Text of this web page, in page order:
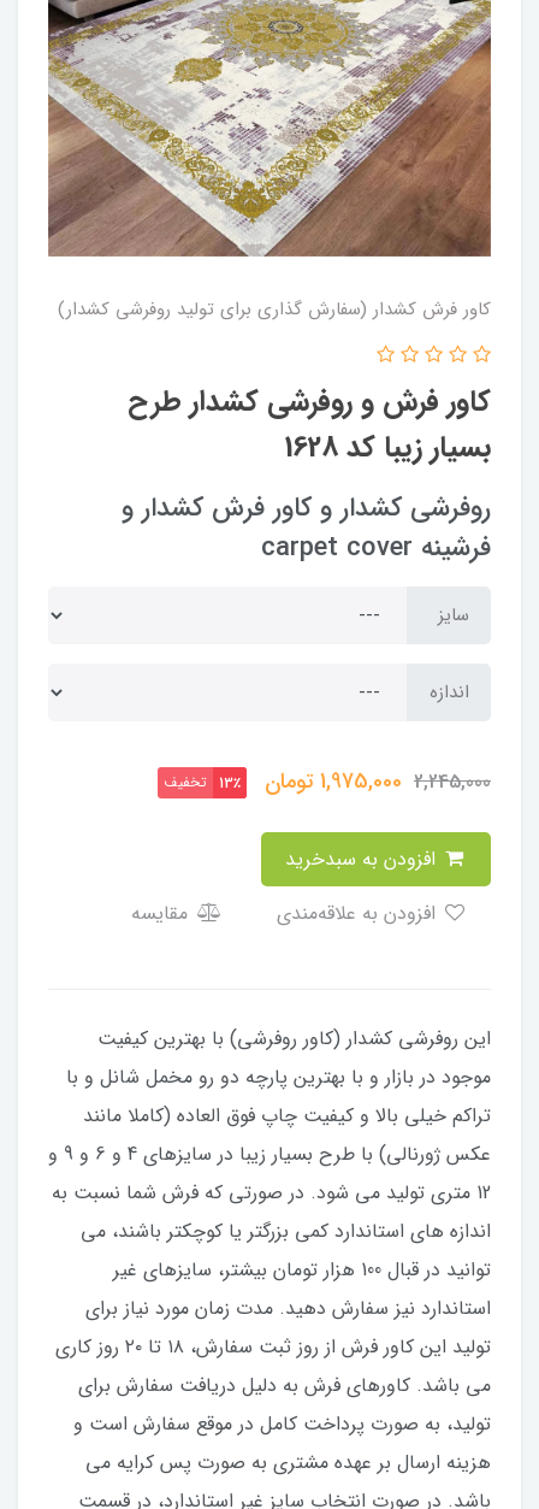
کاور فرش کشدار (سفارش گذاری برای تولید روفرشی کشدار)
کاور فرش و روفرشی کشدار طرح
بسیار زیبا کد 1628
روفرشی کشدار و کاور فرش کشدار و
فرشینه carpet cover
سایز
اندازه
2,245,000
1,975,000تومان 13٪ تخفیف
مقایسه
این روفرشی کشدار (کاور روفرشی) با بهترین کیفیت
موجود در بازار و با بهترین پارچه دو رو مخمل شانل و با
تراکم خیلی بالا و کیفیت چاپ فوق العاده (کاملا مانند
عکس ژورنالی) با طرح بسیار زیبا در سایزهای 4 و 6 و 9 و
12 متری تولید می شود. در صورتی که فرش شما نسبت به
اندازه های استاندارد کمی بزرگتر یا کوچکتر باشند، می
توانید در قبال 100 هزار تومان بیشتر، سایزهای غیر
استاندارد نیز سفارش دهید. مدت زمان مورد نیاز برای
تولید این کاور فرش از روز ثبت سفارش، ۱۸ تا ۲۰ روز کاری
می باشد. کاورهای فرش به دلیل دریافت سفارش برای
تولید، به صورت پرداخت کامل در موقع سفارش است و
هزینه ارسال بر عهده مشتری به صورت پس کرایه می
باشد. در صورت انتخاب سایز غیر استاندارد، در قسمت